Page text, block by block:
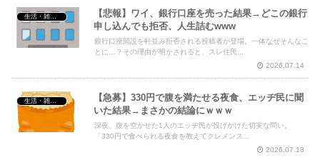
生活・雑談・恋愛
【悲報】ワイ、銀行口座を売った結果→どこの銀行
申し込んでも拒否、人生詰むwww
銀行口座開設を軒並み拒否される投稿者が登場。一体なぜそんなこ
とに…？その理由が明かされると、スレ住民...
2026.07.14
【急募】330円で腹を満たせる夜食、エッヂ民に聞
いた結果→まさかの結論にｗｗｗ
深夜、腹を空かせた1人のエッヂ民が投げかけた切実な問い。
「330円で食べられる夜食を教えてクレメンス...
2026.07.18